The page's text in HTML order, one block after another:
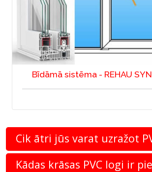
Bīdāmā sistēma - REHAU
Cik ātri jūs varat uzražot
Kādas krāsas PVC logi ir